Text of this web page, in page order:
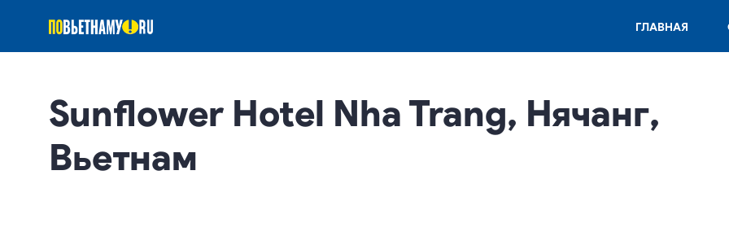
ГЛАВНАЯ
Sunflower Hotel Nha Trang, Нячанг,
Вьетнам